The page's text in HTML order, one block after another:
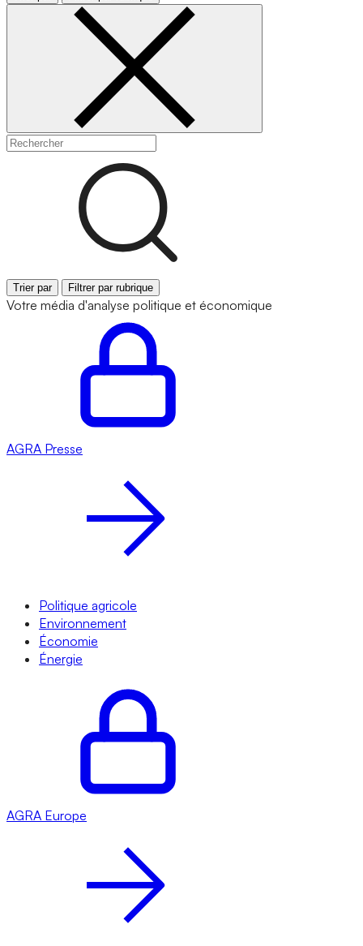
Trier par Filtrer par rubrique
Votre média d'analyse politique et économique
AGRA Presse
Politique agricole
Environnement
Économie
Énergie
AGRA Europe